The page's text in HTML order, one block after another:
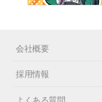
会社概要
採用情報
よくある質問